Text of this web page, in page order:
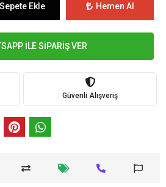
Sepete Ekle Hemen Al
İLE SİPARİŞ VER
Güvenli Alışveriş